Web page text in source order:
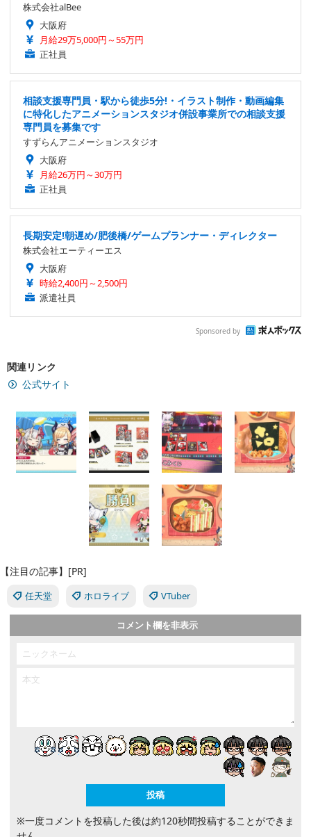
株式会社alBee
大阪府
月給29万5,000円～55万円
正社員
相談支援専門員・駅から徒歩5分!・イラスト制作・動画編集
に特化したアニメーションスタジオ併設事業所での相談支援
専門員を募集です
すずらんアニメーションスタジオ
大阪府
月給26万円～30万円
正社員
長期安定!朝遅め/肥後橋/ゲームプランナー・ディレクター
株式会社エーティーエス
大阪府
時給2,400円～2,500円
派遣社員
Sponsored by
関連リンク
公式サイト
【注目の記事】[PR]
任天堂 ホロライブ VTuber
コメント欄を非表示
※一度コメントを投稿した後は約120秒間投稿することができま